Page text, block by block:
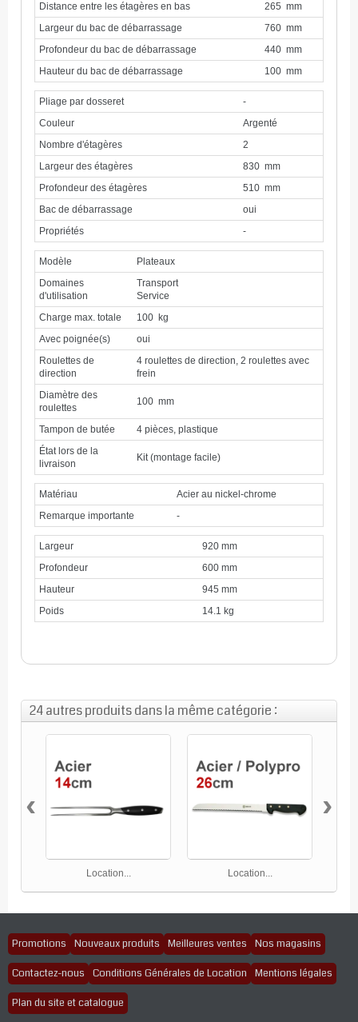
Distance entre les étagères en bas
265 mm
Largeur du bac de débarrassage
760 mm
Profondeur du bac de débarrassage
440 mm
Hauteur du bac de débarrassage
100 mm
Pliage par dosseret
-
Couleur
Argenté
Nombre d'étagères
2
Largeur des étagères
830 mm
Profondeur des étagères
510 mm
Bac de débarrassage
oui
Propriétés
-
Modèle
Plateaux
Domaines
d'utilisation
Transport
Service
Charge max. totale
100 kg
Avec poignée(s)
oui
Roulettes de
direction
4 roulettes de direction, 2 roulettes avec
frein
Diamètre des
roulettes
100 mm
Tampon de butée
4 pièces, plastique
État lors de la
livraison
Kit (montage facile)
Matériau
Acier au nickel-chrome
Remarque importante
-
Largeur
920 mm
Profondeur
600 mm
Hauteur
945 mm
Poids
14.1 kg
24 autres produits dans la même catégorie :
Location... Location...
‹ ›
Promotions Nouveaux produits Meilleures ventes Nos magasins
Contactez-nous Conditions Générales de Location Mentions légales
Plan du site et catalogue